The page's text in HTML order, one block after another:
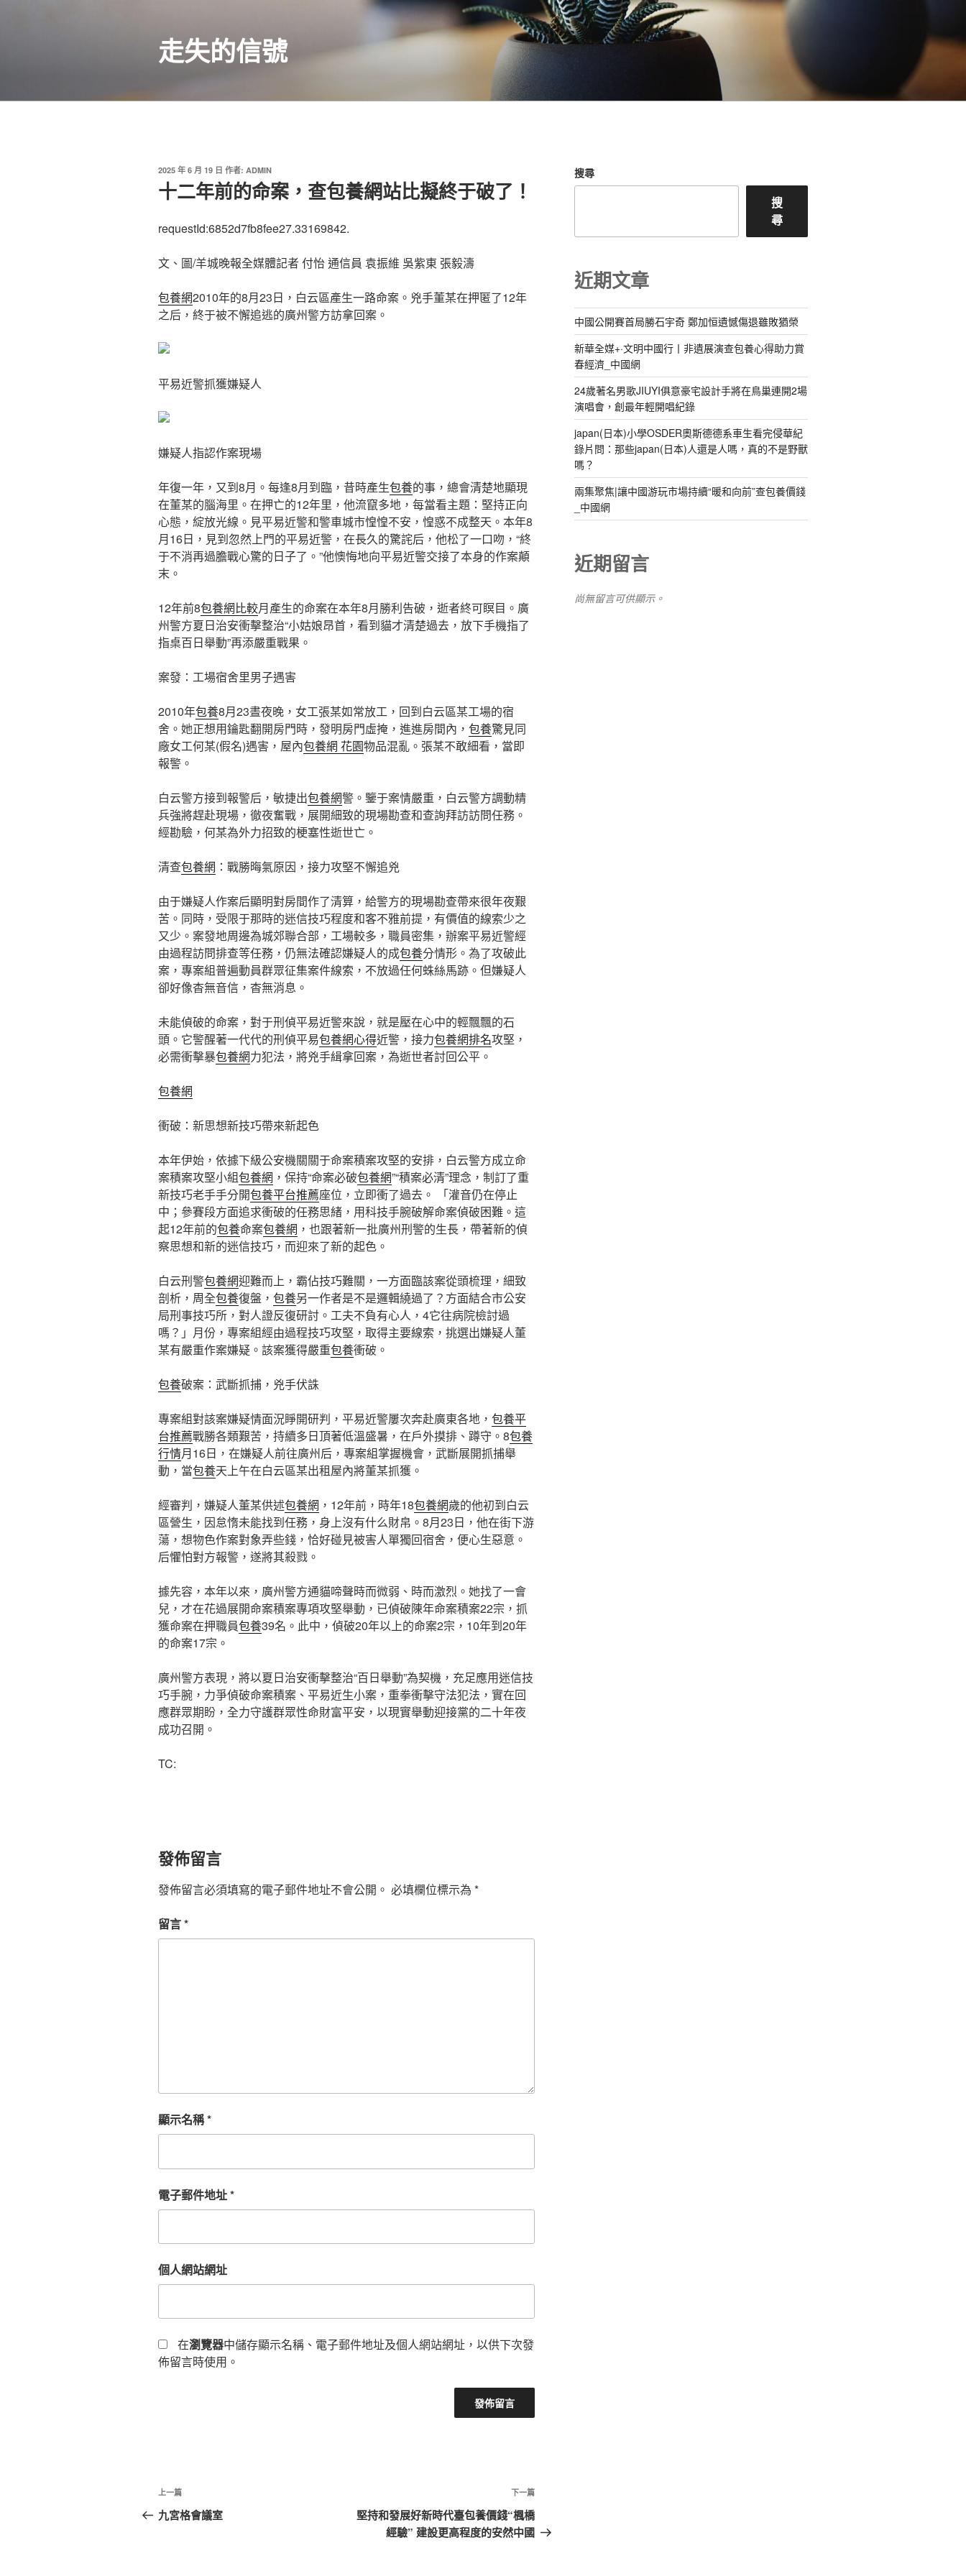
走失的信號
發
於
2025 年 6 月 19 日 作者: ADMIN
十二年前的命案，查包養網站比擬終于破了！
requestId:6852d7fb8fee27.33169842.
文、圖/羊城晚報全媒體記者 付怡 通信員 袁振維 吳紫東 張毅濤
包養網2010年的8月23日，白云區產生一路命案。兇手董某在押匿了12年
之后，終于被不懈追逃的廣州警方訪拿回案。
平易近警抓獲嫌疑人
嫌疑人指認作案現場
年復一年，又到8月。每逢8月到臨，昔時產生包養的事，總會清楚地顯現
在董某的腦海里。在押亡的12年里，他流竄多地，每當看主題：堅持正向
心態，綻放光線。見平易近警和警車城市惶惶不安，惶惑不成整天。本年8
月16日，見到忽然上門的平易近警，在長久的驚詫后，他松了一口吻，“終
于不消再過膽戰心驚的日子了。”他懊悔地向平易近警交接了本身的作案顛
末。
12年前8包養網比較月產生的命案在本年8月勝利告破，逝者終可瞑目。廣
州警方夏日治安衝擊整治“小姑娘昂首，看到貓才清楚過去，放下手機指了
指桌百日舉動”再添嚴重戰果。
案發：工場宿舍里男子遇害
2010年包養8月23晝夜晚，女工張某如常放工，回到白云區某工場的宿
舍。她正想用鑰匙翻開房門時，發明房門虛掩，進進房間內， 包養驚見同
廠女工何某(假名)遇害，屋內包養網 花園物品混亂。張某不敢細看，當即
報警。
白云警方接到報警后，敏捷出包養網警。鑒于案情嚴重，白云警方調動精
兵強將趕赴現場，徹夜奮戰，展開細致的現場勘查和查詢拜訪訪問任務。
經勘驗，何某為外力招致的梗塞性逝世亡。
清查包養網 ：戰勝晦氣原因，接力攻堅不懈追兇
由于嫌疑人作案后顯明對房間作了清算，給警方的現場勘查帶來很年夜艱
苦。同時，受限于那時的迷信技巧程度和客不雅前提，有價值的線索少之
又少。案發地周邊為城郊聯合部，工場較多，職員密集，辦案平易近警經
由過程訪問排查等任務，仍無法確認嫌疑人的成包養分情形。為了攻破此
案，專案組普遍動員群眾征集案件線索，不放過任何蛛絲馬跡。但嫌疑人
卻好像杳無音信，杳無消息。
未能偵破的命案，對于刑偵平易近警來說，就是壓在心中的輕飄飄的石
頭。它警醒著一代代的刑偵平易包養網心得近警，接力包養網排名攻堅，
必需衝擊暴包養網力犯法，將兇手緝拿回案，為逝世者討回公平。
包養網
衝破：新思想新技巧帶來新起色
本年伊始，依據下級公安機關關于命案積案攻堅的安排，白云警方成立命
案積案攻堅小組包養網 ，保持“命案必破包養網”“積案必清”理念，制訂了重
新技巧老手手分開包養平台推薦座位，立即衝了過去。 「灌音仍在停止
中；參賽段方面追求衝破的任務思緒，用科技手腕破解命案偵破困難。這
起12年前的包養命案包養網 ，也跟著新一批廣州刑警的生長，帶著新的偵
察思想和新的迷信技巧，而迎來了新的起色。
白云刑警包養網迎難而上，霸佔技巧難關，一方面臨該案從頭梳理，細致
剖析，周全包養復盤， 包養另一作者是不是邏輯繞過了？方面結合市公安
局刑事技巧所，對人證反復研討。工夫不負有心人，4它往病院檢討過
嗎？」月份，專案組經由過程技巧攻堅，取得主要線索，挑選出嫌疑人董
某有嚴重作案嫌疑。該案獲得嚴重包養衝破。
包養破案：武斷抓捕，兇手伏誅
專案組對該案嫌疑情面況睜開研判，平易近警屢次奔赴廣東各地， 包養平
台推薦戰勝各類艱苦，持續多日頂著低溫盛暑，在戶外摸排、蹲守。8包養
行情月16日，在嫌疑人前往廣州后，專案組掌握機會，武斷展開抓捕舉
動，當包養天上午在白云區某出租屋內將董某抓獲。
經審判，嫌疑人董某供述包養網 ，12年前，時年18包養網歲的他初到白云
區營生，因怠惰未能找到任務，身上沒有什么財帛。8月23日，他在街下游
蕩，想物色作案對象弄些錢，恰好碰見被害人單獨回宿舍，便心生惡意。
后懼怕對方報警，遂將其殺戮。
據先容，本年以來，廣州警方通貓啼聲時而微弱、時而激烈。她找了一會
兒，才在花過展開命案積案專項攻堅舉動，已偵破陳年命案積案22宗，抓
獲命案在押職員包養39名。此中，偵破20年以上的命案2宗，10年到20年
的命案17宗。
廣州警方表現，將以夏日治安衝擊整治“百日舉動”為契機，充足應用迷信技
巧手腕，力爭偵破命案積案、平易近生小案，重拳衝擊守法犯法，實在回
應群眾期盼，全力守護群眾性命財富平安，以現實舉動迎接黨的二十年夜
成功召開。
TC:
發佈留言
發佈留言必須填寫的電子郵件地址不會公開。 必填欄位標示為 *
留言*
顯示名稱*
電子郵件地址*
個人網站網址
在瀏覽器中儲存顯示名稱、電子郵件地址及個人網站網址，以供下次發
佈留言時使用。
文
章
上
一
上一篇
九宮格會議室
下
一
篇
下一篇
堅持和發展好新時代臺包養價錢“楓橋
經驗” 建設更高程度的安然中國
搜尋
搜
尋
近期文章
中國公開賽首局勝石宇奇 鄭加恒遺憾傷退雖敗猶榮
新華全媒+·文明中國行丨非遺展演查包養心得助力賞
春經濟_中國網
24歲著名男歌JIUYI俱意豪宅設計手將在鳥巢連開2場
演唱會，創最年輕開唱紀錄
japan(日本)小學OSDER奧斯德德系車生看完侵華紀
錄片問：那些japan(日本)人還是人嗎，真的不是野獸
嗎？
兩集聚焦|讓中國游玩市場持續“暖和向前”查包養價錢
_中國網
近期留言
尚無留言可供顯示。